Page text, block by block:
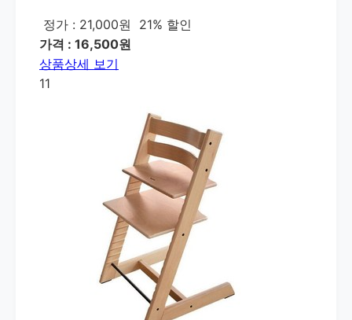
정가 : 21,000원
21% 할인
가격 : 16,500원
상품상세 보기
11